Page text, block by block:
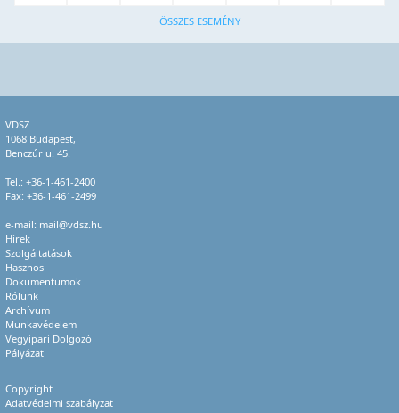
ÖSSZES ESEMÉNY
VDSZ
1068 Budapest,
Benczúr u. 45.
Tel.: +36-1-461-2400
Fax: +36-1-461-2499
e-mail: mail@vdsz.hu
Hírek
Szolgáltatások
Hasznos
Dokumentumok
Rólunk
Archívum
Munkavédelem
Vegyipari Dolgozó
Pályázat
Copyright
Adatvédelmi szabályzat